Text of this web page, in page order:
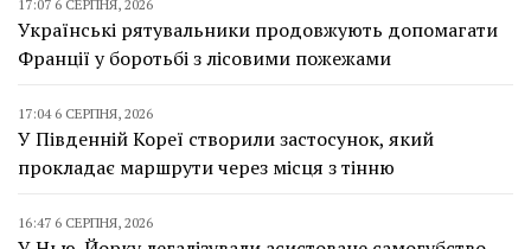
17:07 6 СЕРПНЯ, 2026
Українські рятувальники продовжують допомагати
Франції у боротьбі з лісовими пожежами
17:04 6 СЕРПНЯ, 2026
У Південній Кореї створили застосунок, який
прокладає маршрути через місця з тінню
16:47 6 СЕРПНЯ, 2026